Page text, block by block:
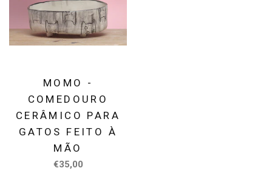
MOMO -
COMEDOURO
CERÂMICO PARA
GATOS FEITO À
MÃO
€35,00